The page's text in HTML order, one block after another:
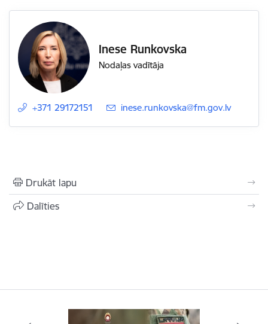
Inese Runkovska
Nodaļas vadītāja
+371 29172151 E-pasts:
inese.runkovska@fm.gov.lv
Drukāt lapu
Dalīties